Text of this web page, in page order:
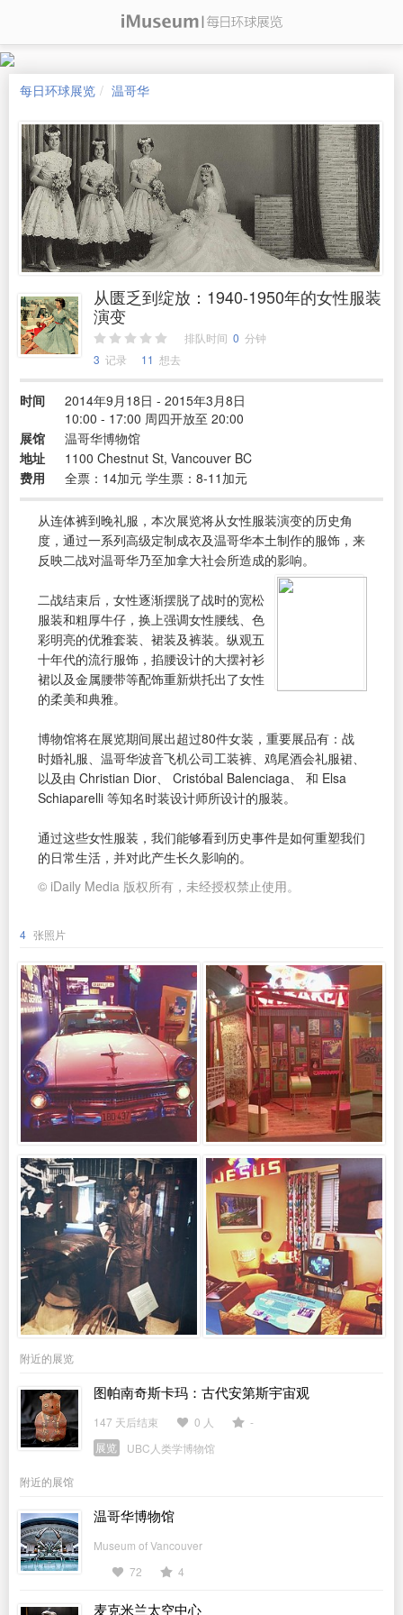
每日环球展览 温哥华
从匮乏到绽放：1940-1950年的女性服装
演变
排队时间 0 分钟
3 记录 11 想去
时间
2014年9月18日 - 2015年3月8日
10:00 - 17:00 周四开放至 20:00
展馆
温哥华博物馆
地址
1100 Chestnut St, Vancouver BC
费用
全票：14加元 学生票：8-11加元
从连体裤到晚礼服，本次展览将从女性服装演变的历史角
度，通过一系列高级定制成衣及温哥华本土制作的服饰，来
反映二战对温哥华乃至加拿大社会所造成的影响。
二战结束后，女性逐渐摆脱了战时的宽松
服装和粗厚牛仔，换上强调女性腰线、色
彩明亮的优雅套装、裙装及裤装。纵观五
十年代的流行服饰，掐腰设计的大摆衬衫
裙以及金属腰带等配饰重新烘托出了女性
的柔美和典雅。
博物馆将在展览期间展出超过80件女装，重要展品有：战
时婚礼服、温哥华波音飞机公司工装裤、鸡尾酒会礼服裙、
以及由 Christian Dior、 Cristóbal Balenciaga、 和 Elsa
Schiaparelli 等知名时装设计师所设计的服装。
通过这些女性服装，我们能够看到历史事件是如何重塑我们
的日常生活，并对此产生长久影响的。
© iDaily Media 版权所有，未经授权禁止使用。
4 张照片
附近的展览
图帕南奇斯卡玛：古代安第斯宇宙观
147 天后结束 0 人
-
展览
UBC人类学博物馆
附近的展馆
温哥华博物馆
Museum of Vancouver
72
4
麦克米兰太空中心